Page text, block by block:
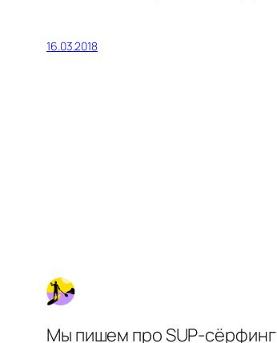
16.03.2018
Мы пишем про SUP-сёрфинг